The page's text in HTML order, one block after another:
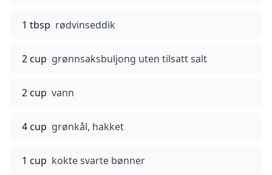
1 tbsp rødvinseddik
2 cup grønnsaksbuljong uten tilsatt salt
2 cup vann
4 cup grønkål, hakket
1 cup kokte svarte bønner